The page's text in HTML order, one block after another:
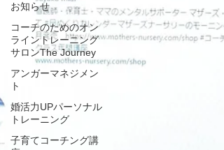
お知らせ
コーチのためのオン
ライントレーニング
サロンThe Journey
アンガーマネジメン
ト
婚活力UPパーソナル
トレーニング
子育てコーチング講